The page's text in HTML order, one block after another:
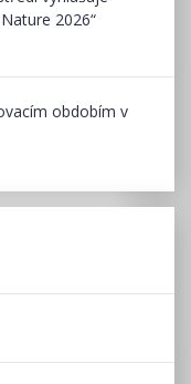
2026“
obdobím v